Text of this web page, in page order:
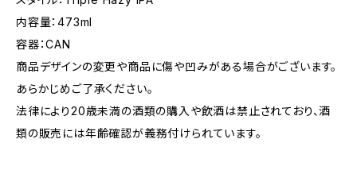
内容量：473ml
容器：CAN
商品デザインの変更や商品に傷や凹みがある場合がございます。
あらかじめご了承ください。
法律により20歳未満の酒類の購入や飲酒は禁止されており、酒
類の販売には年齢確認が義務付けられています。